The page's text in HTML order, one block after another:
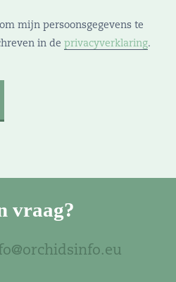
mijn persoonsgegevens te
in de privacyverklaring.
vraag?